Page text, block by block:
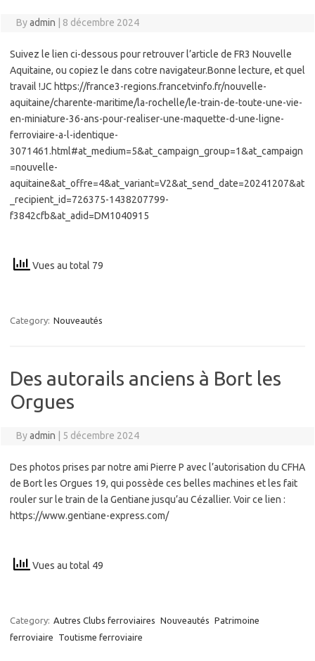
Byadmin 8 décembre 2024
Suivez le lien ci-dessous pour retrouver l’article de FR3 Nouvelle
Aquitaine, ou copiez le dans cotre navigateur.Bonne lecture, et quel
travail !JC https://france3-regions.francetvinfo.fr/nouvelle-
aquitaine/charente-maritime/la-rochelle/le-train-de-toute-une-vie-
en-miniature-36-ans-pour-realiser-une-maquette-d-une-ligne-
ferroviaire-a-l-identique-
3071461.html#at_medium=5&at_campaign_group=1&at_campaign
=nouvelle-
aquitaine&at_offre=4&at_variant=V2&at_send_date=20241207&at
_recipient_id=726375-1438207799-
f3842cfb&at_adid=DM1040915
Vues au total 79
Category: Nouveautés
Des autorails anciens à Bort les
Orgues
Byadmin 5 décembre 2024
Des photos prises par notre ami Pierre P avec l’autorisation du CFHA
de Bort les Orgues 19, qui possède ces belles machines et les fait
rouler sur le train de la Gentiane jusqu’au Cézallier. Voir ce lien :
https://www.gentiane-express.com/
Vues au total 49
Category: Autres Clubs ferroviaires Nouveautés Patrimoine
ferroviaire
Toutisme ferroviaire